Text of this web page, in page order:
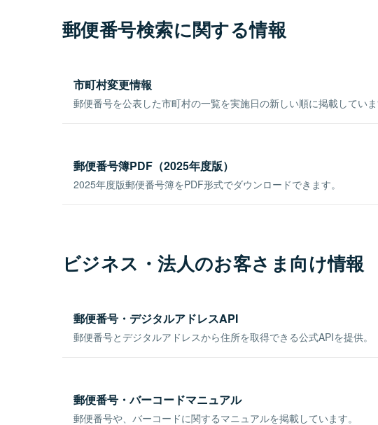
郵便番号検索に関する情報
市町村変更情報
郵便番号を公表した市町村の一覧を実施日の新しい順に掲載していま
郵便番号簿PDF（2025年度版）
2025年度版郵便番号簿をPDF形式でダウンロードできます。
ビジネス・法人のお客さま向け情報
郵便番号・デジタルアドレスAPI
郵便番号とデジタルアドレスから住所を取得できる公式APIを提供。
郵便番号・バーコードマニュアル
郵便番号や、バーコードに関するマニュアルを掲載しています。